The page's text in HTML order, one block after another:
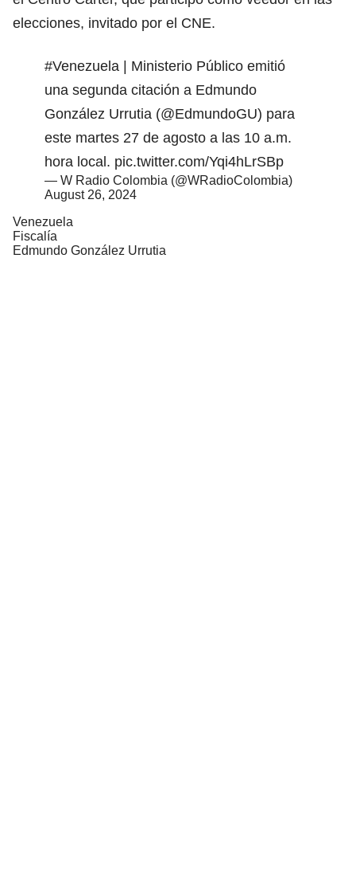
elecciones, invitado por el CNE.
#Venezuela | Ministerio Público emitió
una segunda citación a Edmundo
González Urrutia (@EdmundoGU) para
este martes 27 de agosto a las 10 a.m.
hora local. pic.twitter.com/Yqi4hLrSBp
— W Radio Colombia (@WRadioColombia)
August 26, 2024
Venezuela
Fiscalía
Edmundo González Urrutia